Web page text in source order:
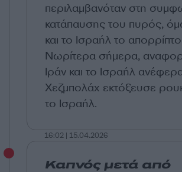
περιλαμβανόταν στη
κατάπαυσης του πυρός,
και το Ισραήλ το
Νωρίτερα σήμερα,
Ιράν και το Ισραήλ
Χεζμπολάχ εκτόξευσε
το Ισραήλ.
16:02 | 15.04.2026
Καπνός μετά από